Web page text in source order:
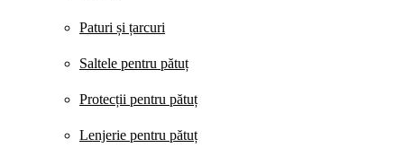
Paturi și țarcuri
Saltele pentru pătuț
Protecții pentru pătuț
Lenjerie pentru pătuț